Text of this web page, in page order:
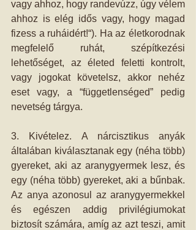
vagy ahhoz, hogy randevúzz, úgy vélem
ahhoz is elég idős vagy, hogy magad
fizess a ruháidért!“). Ha az életkorodnak
megfelelő ruhát, szépítkezési
lehetőséget, az életed feletti kontrolt,
vagy jogokat követelsz, akkor nehéz
eset vagy, a “függetlenséged” pedig
nevetség tárgya.
3. Kivételez. A nárcisztikus anyák
általában kiválasztanak egy (néha több)
gyereket, aki az aranygyermek lesz, és
egy (néha több) gyereket, aki a bűnbak.
Az anya azonosul az aranygyermekkel
és egészen addig privilégiumokat
biztosít számára, amíg az azt teszi, amit